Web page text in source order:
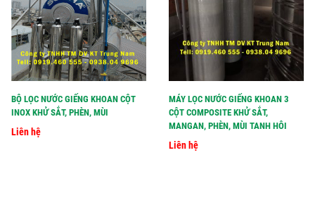
BỘ LỌC NƯỚC GIẾNG KHOAN CỘT
INOX KHỬ SẮT, PHÈN, MÙI
Liên hệ
MÁY LỌC NƯỚC GIẾNG KHOAN 3
CỘT COMPOSITE KHỬ SẮT,
MANGAN, PHÈN, MÙI TANH HÔI
Liên hệ